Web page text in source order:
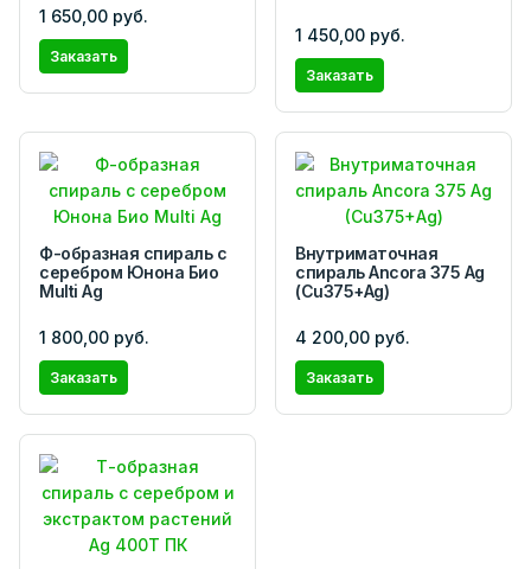
1 650,00 руб.
Заказать
1 450,00 руб.
Заказать
Ф-образная спираль с
серебром Юнона Био
Multi Ag
1 800,00 руб.
Заказать
Внутриматочная
спираль Ancora 375 Ag
(Cu375+Ag)
4 200,00 руб.
Заказать